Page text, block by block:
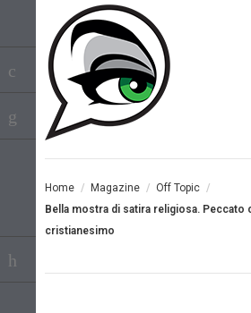
Home / Magazine / Off Topic /
Bella mostra di satira religiosa. Peccato
cristianesimo